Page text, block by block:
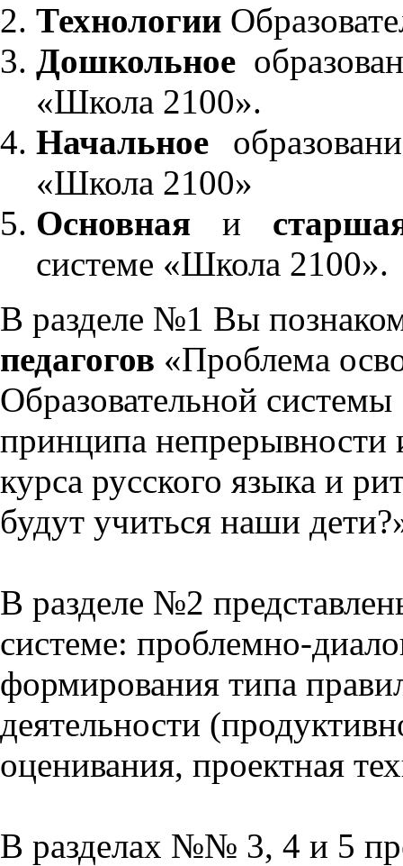
Технологии
Дошкольное
«Школа 2100».
Начальное
«Школа 2100»
Основнаяи
системе «Школа 2100».
В разделе №1 Вы
педагогов «Проблема
Образовательной
принципа непрерывности
курса русского языка и
будут учиться наши
В разделе №2
системе: проблемно-
формирования типа
деятельности
оценивания, проектная
В разделах №№ 3, 4 и 5